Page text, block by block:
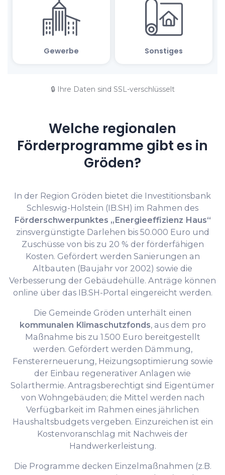
🔒 Ihre Daten sind SSL-verschlüsselt
Welche regionalen
Förderprogramme gibt es in
Gröden?
In der Region Gröden bietet die Investitionsbank
Schleswig-Holstein (IB.SH) im Rahmen des
Förderschwerpunktes „Energieeffizienz Haus“
zinsvergünstigte Darlehen bis 50.000 Euro und
Zuschüsse von bis zu 20 % der förderfähigen
Kosten. Gefördert werden Sanierungen an
Altbauten (Baujahr vor 2002) sowie die
Verbesserung der Gebäudehülle. Anträge können
online über das IB.SH-Portal eingereicht werden.
Die Gemeinde Gröden unterhält einen
kommunalen Klimaschutzfonds, aus dem pro
Maßnahme bis zu 1.500 Euro bereitgestellt
werden. Gefördert werden Dämmung,
Fenstererneuerung, Heizungsoptimierung sowie
der Einbau regenerativer Anlagen wie
Solarthermie. Antragsberechtigt sind Eigentümer
von Wohngebäuden; die Mittel werden nach
Verfügbarkeit im Rahmen eines jährlichen
Haushaltsbudgets vergeben. Einzureichen ist ein
Kostenvoranschlag mit Nachweis der
Handwerkerleistung.
Die Programme decken Einzelmaßnahmen (z.B.